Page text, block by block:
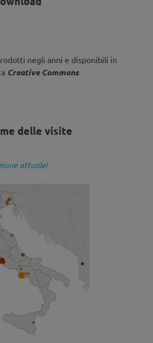
negli anni e disponibili in
Creative Commons
delle visite
attuale!